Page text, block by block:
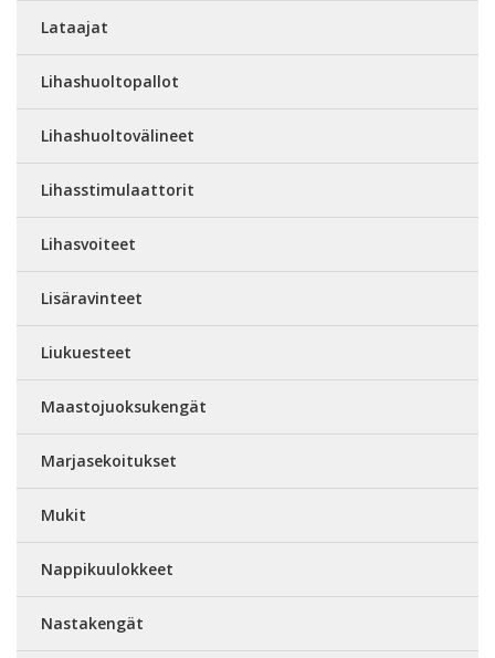
Lataajat
Lihashuoltopallot
Lihashuoltovälineet
Lihasstimulaattorit
Lihasvoiteet
Lisäravinteet
Liukuesteet
Maastojuoksukengät
Marjasekoitukset
Mukit
Nappikuulokkeet
Nastakengät